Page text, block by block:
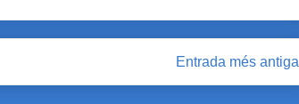
Entrada més antiga